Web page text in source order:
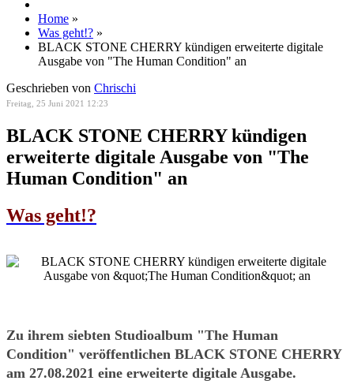
Home »
Was geht!? »
BLACK STONE CHERRY kündigen erweiterte digitale
Ausgabe von "The Human Condition" an
Geschrieben von Chrischi
Freitag, 25 Juni 2021 12:23
BLACK STONE CHERRY kündigen
erweiterte digitale Ausgabe von "The
Human Condition" an
Was geht!?
Zu ihrem siebten Studioalbum "The Human
Condition" veröffentlichen BLACK STONE CHERRY
am 27.08.2021 eine erweiterte digitale Ausgabe.